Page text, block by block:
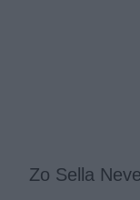
Zo Sella